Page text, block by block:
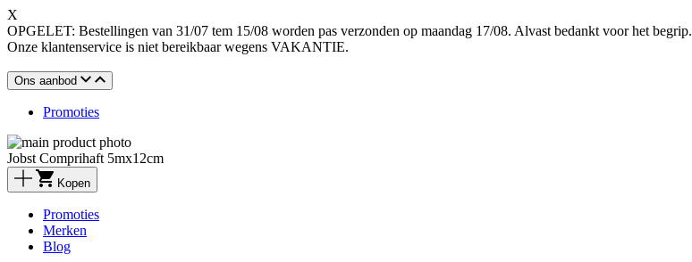
X
OPGELET: Bestellingen van 31/07 tem 15/08 worden pas verzonden op maandag 17/08. Alvast bedankt voor het begrip.
Onze klantenservice is niet bereikbaar wegens VAKANTIE.
Ons aanbod
Promoties
Jobst Comprihaft 5mx12cm
Kopen
Promoties
Merken
Blog